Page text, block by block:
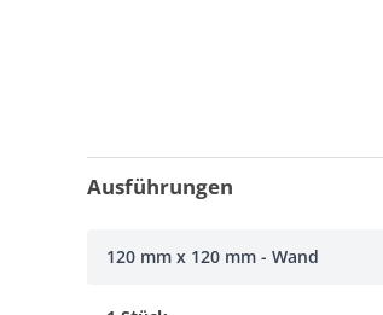
Ausführungen
120 mm x 120 mm - Wand